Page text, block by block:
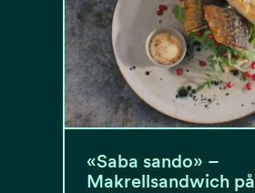
«Saba sando» –
Makrellsandwich på